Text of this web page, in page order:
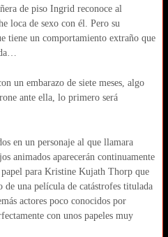
de piso Ingrid reconoce al
loca de sexo con él. Pero su
tiene un comportamiento extraño que
un embarazo de siete meses, algo
ante ella, lo primero será
en un personaje al que llamara
animados aparecerán continuamente
para Kristine Kujath Thorp que
de una película de catástrofes titulada
actores poco conocidos por
con unos papeles muy